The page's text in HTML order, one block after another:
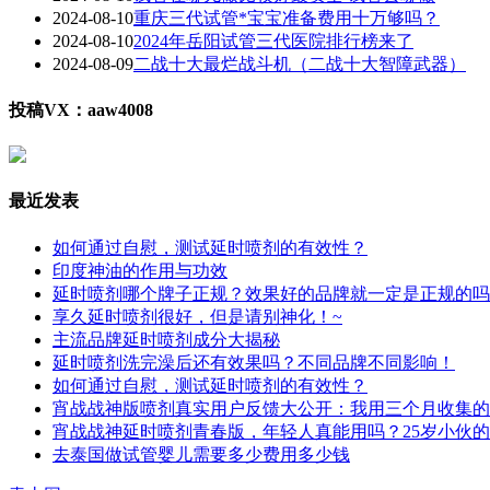
2024-08-10重庆三代试管*宝宝准备费用十万够吗？
2024-08-102024年岳阳试管三代医院排行榜来了
2024-08-09二战十大最烂战斗机（二战十大智障武器）
投稿VX：aaw4008
最近发表
如何通过自慰，测试延时喷剂的有效性？
印度神油的作用与功效
延时喷剂哪个牌子正规？效果好的品牌就一定是正规的吗
享久延时喷剂很好，但是请别神化！~
主流品牌延时喷剂成分大揭秘
延时喷剂洗完澡后还有效果吗？不同品牌不同影响！
如何通过自慰，测试延时喷剂的有效性？
宵战战神版喷剂真实用户反馈大公开：我用三个月收集
宵战战神延时喷剂青春版，年轻人真能用吗？25岁小伙
去泰国做试管婴儿需要多少费用多少钱